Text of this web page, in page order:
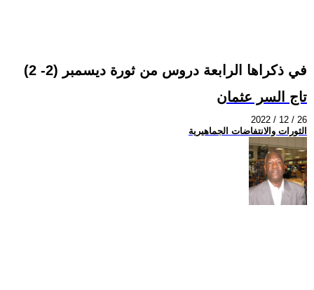
في ذكراها الرابعة دروس من ثورة ديسمبر (2- 2)
تاج السر عثمان
2022 / 12 / 26
الثورات والانتفاضات الجماهيرية